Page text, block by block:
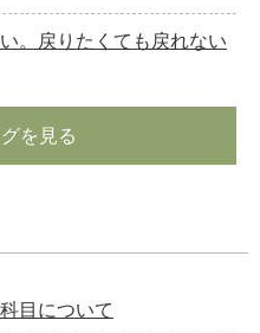
。戻りたくても戻れない
を見る
目について